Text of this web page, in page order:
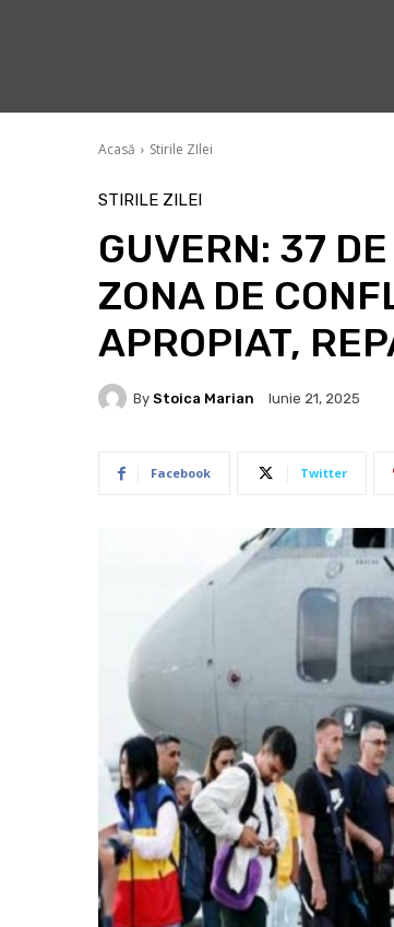
Acasă Stirile ZIlei
STIRILE ZILEI
GUVERN: 37
ZONA DE
APROPIAT,
By Stoica Marian Iunie 21, 2025
Facebook Twitter